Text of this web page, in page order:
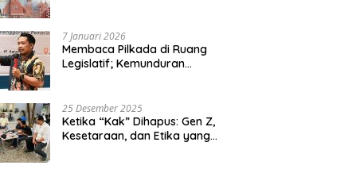
7 Januari 2026
Membaca Pilkada di Ruang
Legislatif; Kemunduran
25 Desember 2025
Ketika “Kak” Dihapus: Gen Z,
Kesetaraan, dan Etika yang